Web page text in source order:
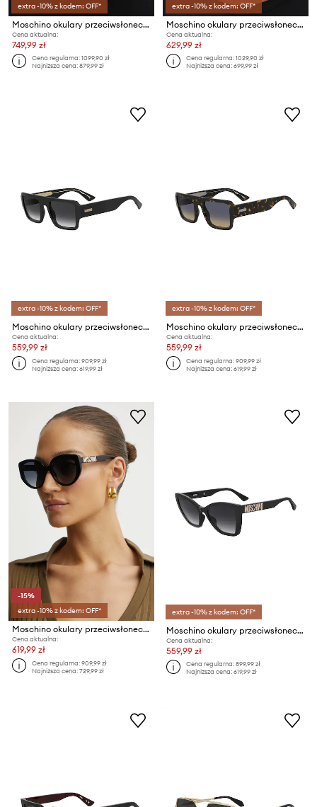
extra -10% z kodem: OFF*
Moschino okulary przeciwsłoneczne kocie oczy damskie
Cena aktualna:
749,99 zł
Cena regularna:1099,90 zł
Najniższa cena:879,99 zł
extra -10% z kodem: OFF*
Moschino okulary przeciwsłoneczne kocie oczy damskie
Cena aktualna:
629,99 zł
Cena regularna:1029,90 zł
Najniższa cena:699,99 zł
extra -10% z kodem: OFF*
Moschino okulary przeciwsłoneczne
Cena aktualna:
559,99 zł
Cena regularna:909,99 zł
Najniższa cena:619,99 zł
extra -10% z kodem: OFF*
Moschino okulary przeciwsłoneczne
Cena aktualna:
559,99 zł
Cena regularna:909,99 zł
Najniższa cena:619,99 zł
-15%
extra -10% z kodem: OFF*
Moschino okulary przeciwsłoneczne
Cena aktualna:
619,99 zł
Cena regularna:909,99 zł
Najniższa cena:729,99 zł
extra -10% z kodem: OFF*
Moschino okulary przeciwsłoneczne
Cena aktualna:
559,99 zł
Cena regularna:899,99 zł
Najniższa cena:619,99 zł